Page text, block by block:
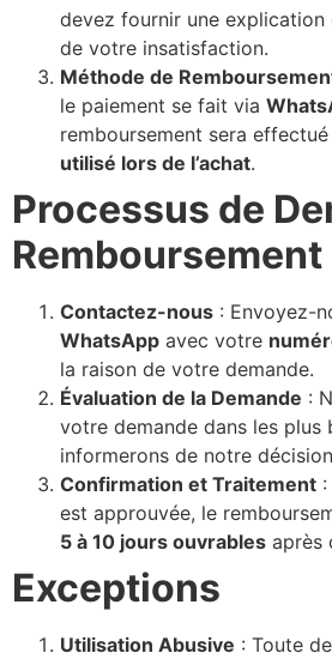
devez fournir une explication
de votre insatisfaction.
Méthode de
le paiement se fait via
remboursement sera effectué
utilisé lors de l’achat.
Processus de
Remboursement
Contactez-nous : Envoyez-
WhatsApp avec votre
la raison de votre demande.
Évaluation de la Demande :
votre demande dans les plus
informerons de notre
Confirmation et Traitement
est approuvée, le
5 à 10 jours ouvrables après
Exceptions
Utilisation Abusive : Toute